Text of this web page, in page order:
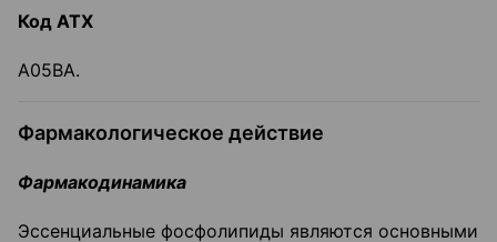
Код АТХ
А05ВА.
Фармакологическое действие
Фармакодинамика
Эссенциальные фосфолипиды являются основными